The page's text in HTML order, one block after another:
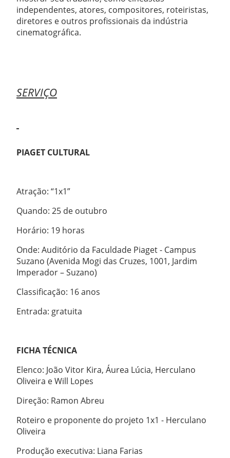
independentes, atores, compositores, roteiristas,
diretores e outros profissionais da indústria
cinematográfica.
SERVIÇO
PIAGET CULTURAL
Atração: “1x1”
Quando: 25 de outubro
Horário: 19 horas
Onde: Auditório da Faculdade Piaget - Campus
Suzano (Avenida Mogi das Cruzes, 1001, Jardim
Imperador – Suzano)
Classificação: 16 anos
Entrada: gratuita
FICHA TÉCNICA
Elenco: João Vitor Kira, Áurea Lúcia, Herculano
Oliveira e Will Lopes
Direção: Ramon Abreu
Roteiro e proponente do projeto 1x1 - Herculano
Oliveira
Produção executiva: Liana Farias